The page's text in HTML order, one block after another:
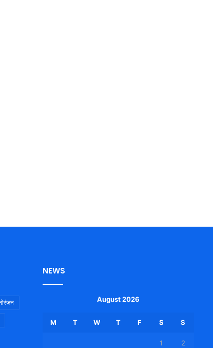
NEWS
August 2026
M T W T F S S
1 2